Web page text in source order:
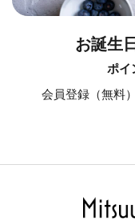
お誕生
ポイ
会員登録（無料